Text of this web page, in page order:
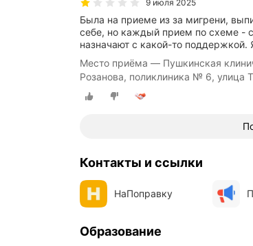
9 июля 2025
Была на приеме из за мигрени,
себе, но каждый прием по схеме -
назначают с какой-то поддержкой.
Место приёма — Пушкинская
Розанова, поликлиника № 6, улица
Контакты и ссылки
НаПоправку
Образование